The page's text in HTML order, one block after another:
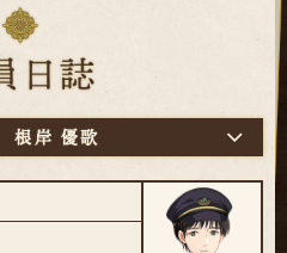
根岸 優歌